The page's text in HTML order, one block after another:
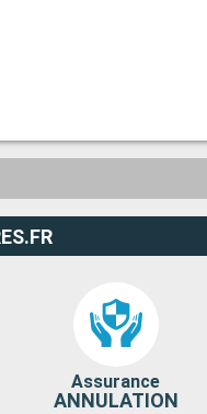
Assurance
ANNULATION